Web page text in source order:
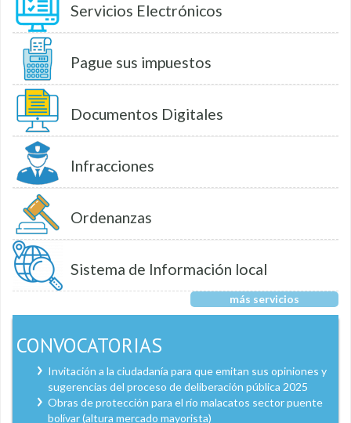
Servicios Electrónicos
Pague sus impuestos
Documentos Digitales
Infracciones
Ordenanzas
Sistema de Información local
más servicios
CONVOCATORIAS
Invitación a la ciudadanía para que emitan sus opiniones y
sugerencias del proceso de deliberación pública 2025
Obras de protección para el río malacatos sector puente
bolívar (altura mercado mayorista)